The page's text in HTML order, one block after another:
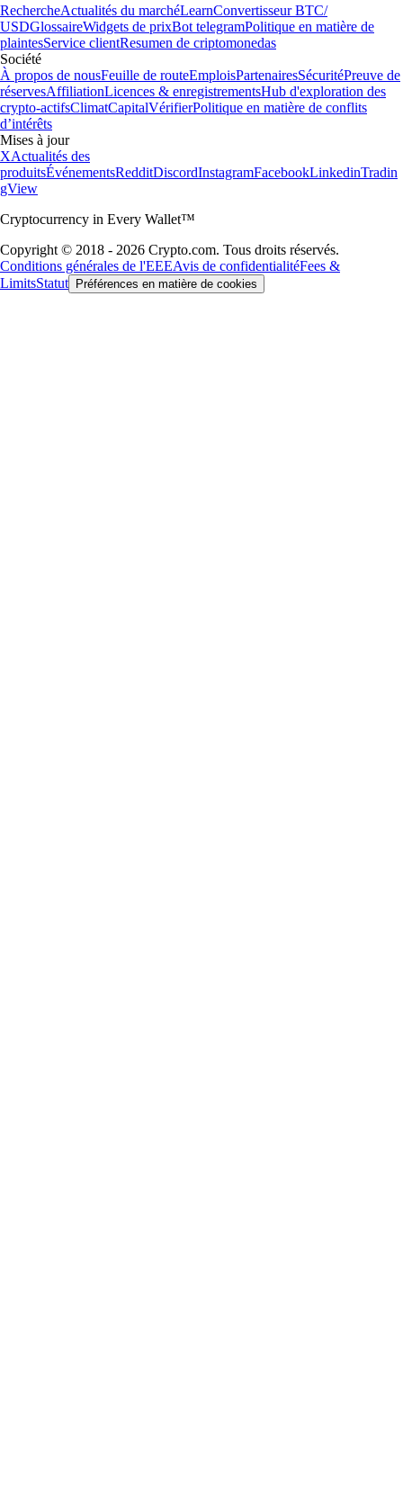
RechercheActualités du marchéLearnConvertisseur BTC/
USDGlossaireWidgets de prixBot telegramPolitique en matière de
plaintesService clientResumen de criptomonedas
Société
À propos de nousFeuille de routeEmploisPartenairesSécuritéPreuve de
réservesAffiliationLicences & enregistrementsHub d'exploration des
crypto-actifsClimatCapitalVérifierPolitique en matière de conflits
d’intérêts
Mises à jour
XActualités des
produitsÉvénementsRedditDiscordInstagramFacebookLinkedinTradin
gView
Cryptocurrency in Every Wallet™
Copyright © 2018 - 2026 Crypto.com. Tous droits réservés.
Conditions générales de l'EEEAvis de confidentialitéFees &
LimitsStatut Préférences en matière de cookies